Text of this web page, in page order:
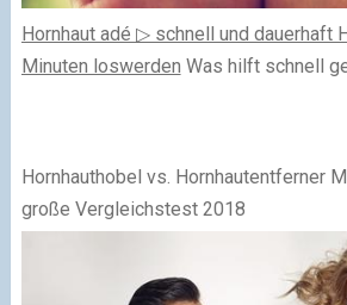
Hornhaut adé ▷ schnell und dauerhaft
Minuten loswerden Was hilft schnell
Hornhauthobel vs. Hornhautentferner
große Vergleichstest 2018